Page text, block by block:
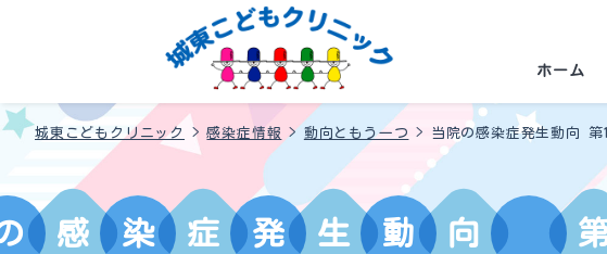
ホーム
城東こどもクリニック >感染症情報 > 動向ともう一つ > 当院の感染症発生動向 第
感 染 症 発 生 動 向